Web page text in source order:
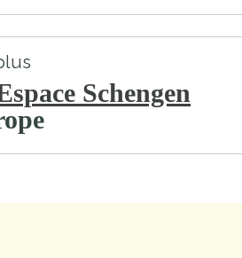
Schengen